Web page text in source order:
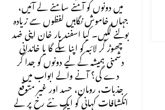
میں دونوں کو آمنے سامنے لے آئیں،
جہاں خاموش نگاہیں لفظوں سے زیادہ
بولنے لگیں۔ کیا اسفند یار خان اپنی ضد
چھوڑ کر لائبہ کو اپنا سکے گا یا خاندانی
دشمنی ہمیشہ کے لیے دونوں کو جدا کر
دے گی؟ آنے والے ابواب میں
جذبات، رومان، حسد اور غیر متوقع
انکشافات کہانی کو ایک نئے رخ پر لے